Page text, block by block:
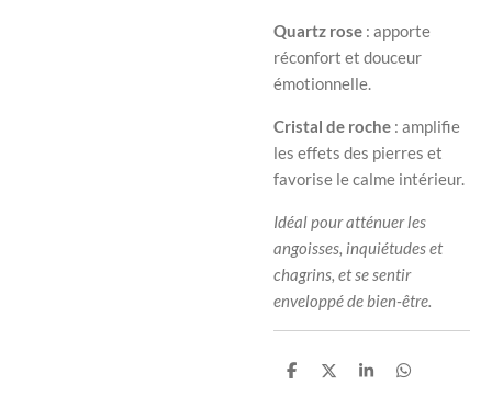
Quartz rose : apporte
réconfort et douceur
émotionnelle.
Cristal de roche : amplifie
les effets des pierres et
favorise le calme intérieur.
Idéal pour atténuer les
angoisses, inquiétudes et
chagrins, et se sentir
enveloppé de bien-être.
P
P
P
P